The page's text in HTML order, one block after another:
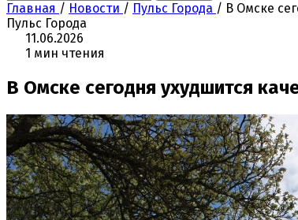
Главная / Новости / Пульс Города / В Омске
Пульс Города
11.06.2026
1 мин чтения
В Омске сегодня ухудшится